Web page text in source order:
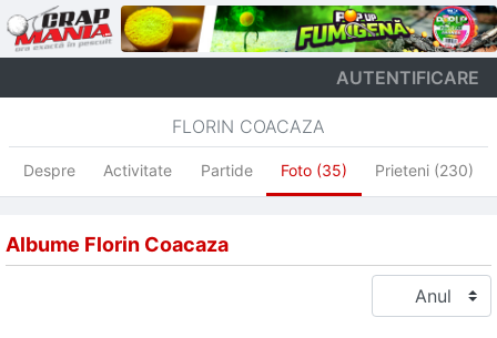
AUTENTIFICARE
FLORIN COACAZA
Despre Activitate Partide Foto (35) Prieteni (230)
Albume Florin Coacaza